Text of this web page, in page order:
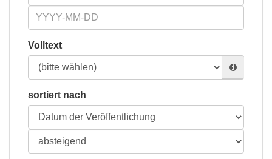
Volltext
sortiert nach